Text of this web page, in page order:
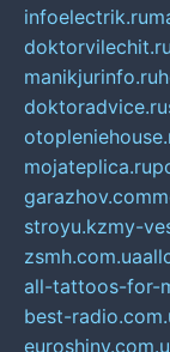
infoelectrik.ru
doktorvilechit.ru
manikjurinfo.ru
doktoradvice.ru
mojateplica.ru
garazhov.com
stroyu.kzmy-
zsmh.com.ua
all-tattoos-for-
best-